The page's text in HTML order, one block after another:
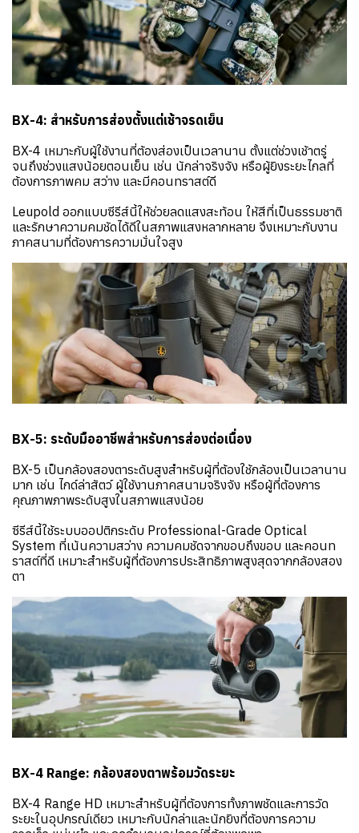
BX-4: สำหรับการส่องตั้งแต่เช้าจรดเย็น
BX-4 เหมาะกับผู้ใช้งานที่ต้องส่องเป็นเวลานาน ตั้งแต่ช่วงเช้าตรู่
จนถึงช่วงแสงน้อยตอนเย็น เช่น นักล่าจริงจัง หรือผู้ยิงระยะไกลที่
ต้องการภาพคม สว่าง และมีคอนทราสต์ดี
Leupold ออกแบบซีรีส์นี้ให้ช่วยลดแสงสะท้อน ให้สีที่เป็นธรรมชาติ
และรักษาความคมชัดได้ดีในสภาพแสงหลากหลาย จึงเหมาะกับงาน
ภาคสนามที่ต้องการความมั่นใจสูง
BX-5: ระดับมืออาชีพสำหรับการส่องต่อเนื่อง
BX-5 เป็นกล้องสองตาระดับสูงสำหรับผู้ที่ต้องใช้กล้องเป็นเวลานาน
มาก เช่น ไกด์ล่าสัตว์ ผู้ใช้งานภาคสนามจริงจัง หรือผู้ที่ต้องการ
คุณภาพภาพระดับสูงในสภาพแสงน้อย
ซีรีส์นี้ใช้ระบบออปติกระดับ Professional-Grade Optical
System ที่เน้นความสว่าง ความคมชัดจากขอบถึงขอบ และคอนท
ราสต์ที่ดี เหมาะสำหรับผู้ที่ต้องการประสิทธิภาพสูงสุดจากกล้องสอง
ตา
BX-4 Range: กล้องสองตาพร้อมวัดระยะ
BX-4 Range HD เหมาะสำหรับผู้ที่ต้องการทั้งภาพชัดและการวัด
ระยะในอุปกรณ์เดียว เหมาะกับนักล่าและนักยิงที่ต้องการความ